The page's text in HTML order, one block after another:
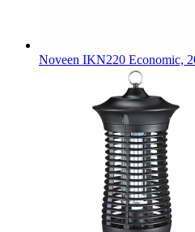
Noveen IKN220 Economic,